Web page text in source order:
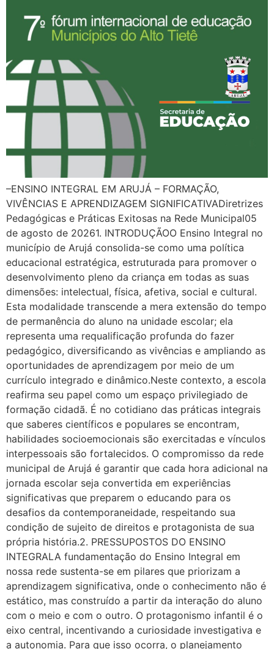
–ENSINO INTEGRAL EM ARUJÁ – FORMAÇÃO,
VIVÊNCIAS E APRENDIZAGEM SIGNIFICATIVADiretrizes
Pedagógicas e Práticas Exitosas na Rede Municipal05
de agosto de 20261. INTRODUÇÃOO Ensino Integral no
município de Arujá consolida-se como uma política
educacional estratégica, estruturada para promover o
desenvolvimento pleno da criança em todas as suas
dimensões: intelectual, física, afetiva, social e cultural.
Esta modalidade transcende a mera extensão do tempo
de permanência do aluno na unidade escolar; ela
representa uma requalificação profunda do fazer
pedagógico, diversificando as vivências e ampliando as
oportunidades de aprendizagem por meio de um
currículo integrado e dinâmico.Neste contexto, a escola
reafirma seu papel como um espaço privilegiado de
formação cidadã. É no cotidiano das práticas integrais
que saberes científicos e populares se encontram,
habilidades socioemocionais são exercitadas e vínculos
interpessoais são fortalecidos. O compromisso da rede
municipal de Arujá é garantir que cada hora adicional na
jornada escolar seja convertida em experiências
significativas que preparem o educando para os
desafios da contemporaneidade, respeitando sua
condição de sujeito de direitos e protagonista de sua
própria história.2. PRESSUPOSTOS DO ENSINO
INTEGRALA fundamentação do Ensino Integral em
nossa rede sustenta-se em pilares que priorizam a
aprendizagem significativa, onde o conhecimento não é
estático, mas construído a partir da interação do aluno
com o meio e com o outro. O protagonismo infantil é o
eixo central, incentivando a curiosidade investigativa e
a autonomia. Para que isso ocorra, o planejamento